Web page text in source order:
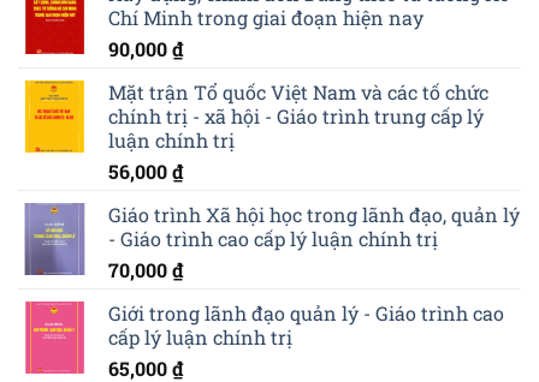
Chí Minh trong giai đoạn hiện nay
90,000₫
Mặt trận Tổ quốc Việt Nam và các tố chức
chính trị - xã hội - Giáo trình trung cấp lý
luận chính trị
56,000₫
Giáo trình Xã hội học trong lãnh đạo, quản lý
- Giáo trình cao cấp lý luận chính trị
70,000₫
Giới trong lãnh đạo quản lý - Giáo trình cao
cấp lý luận chính trị
65,000₫